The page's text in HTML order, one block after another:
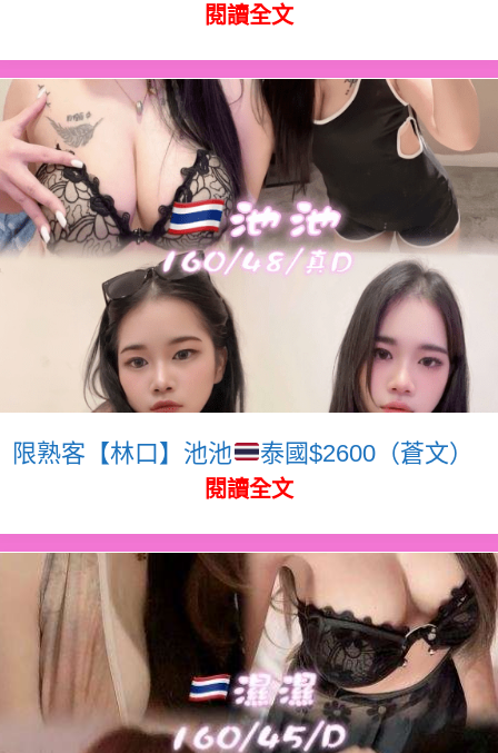
閱讀全文
限熟客【林口】池池 泰國$2600（蒼文）
閱讀全文